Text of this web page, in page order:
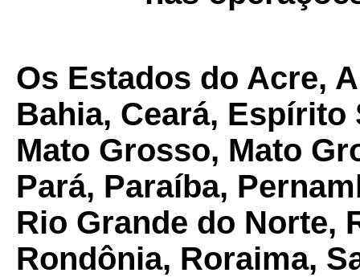
Os Estados do Acre,
Bahia, Ceará, Espírito
Mato Grosso, Mato
Pará, Paraíba,
Rio Grande do Norte,
Rondônia, Roraima,